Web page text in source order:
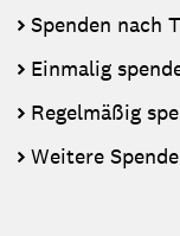
Spenden nach
Einmalig
Regelmäßig
Weitere